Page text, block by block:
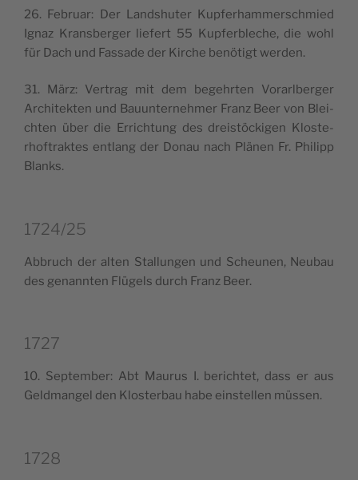
26. Februar: Der Land­shu­ter Kup­fe­rham­mer­sch­mied
Ignaz Kran­sber­ger lie­fert 55 Kup­fer­ble­che, die wohl
für Dach und Fas­sa­de der Kir­che benö­tigt werden.
31. März: Ver­trag mit dem begehr­ten Vorarl­ber­ger
Archi­tek­ten und Bauun­ter­neh­mer Franz Beer von Blei­
ch­ten über die Erri­ch­tung des drei­stöc­ki­gen Klo­ste­
rhof­trak­tes entlang der Donau nach Plä­nen Fr. Phi­lipp
Blanks.
1724/25
Abbruch der alten Stal­lun­gen und Scheu­nen, Neu­bau
des genann­ten Flü­gels durch Franz Beer.
1727
10. Sep­tem­ber: Abt Mau­rus I. beri­ch­tet, dass er aus
Geld­man­gel den Klo­ster­bau habe ein­stel­len müssen.
1728